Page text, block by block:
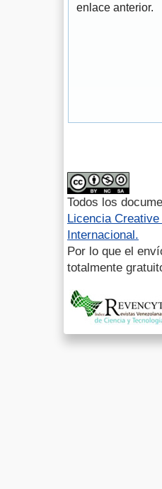
enlace anterior.
Todos los
Licencia
Internacional.
Por lo que el
totalmente